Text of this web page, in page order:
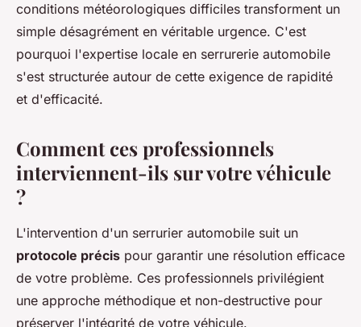
conditions météorologiques difficiles transforment un
simple désagrément en véritable urgence. C'est
pourquoi l'expertise locale en serrurerie automobile
s'est structurée autour de cette exigence de rapidité
et d'efficacité.
Comment ces professionnels
interviennent-ils sur votre véhicule
?
L'intervention d'un serrurier automobile suit un
protocole précis pour garantir une résolution efficace
de votre problème. Ces professionnels privilégient
une approche méthodique et non-destructive pour
préserver l'intégrité de votre véhicule.